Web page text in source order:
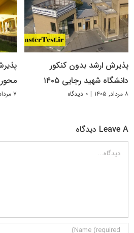
پذیرش ارشد بدون کنکور
دانشگاه شهید رجایی ۱۴۰۵
۸ مرداد, ۱۴۰۵ | ۰ دیدگاه
محور
۷ مرداد, ۱۴۰۵
Leave A دیدگاه
دیدگاه